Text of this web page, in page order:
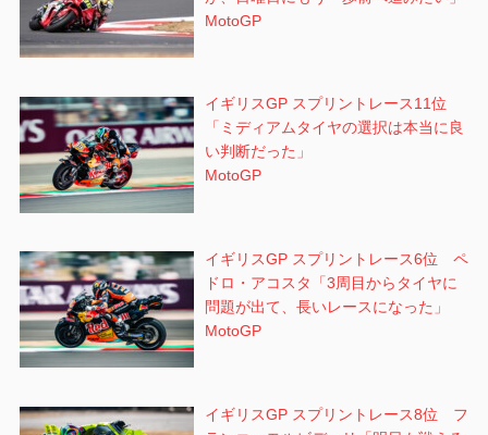
MotoGP
イギリスGP スプリントレース11位
「ミディアムタイヤの選択は本当に良
い判断だった」
MotoGP
イギリスGP スプリントレース6位 ペ
ドロ・アコスタ「3周目からタイヤに
問題が出て、長いレースになった」
MotoGP
イギリスGP スプリントレース8位 フ